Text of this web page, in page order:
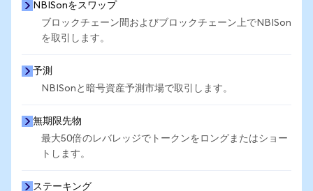
NBISonをスワップ
ブロックチェーン間およびブロックチェーン上でNBISon
を取引します。
予測
NBISonと暗号資産予測市場で取引します。
無期限先物
最大50倍のレバレッジでトークンをロングまたはショー
トします。
ステーキング